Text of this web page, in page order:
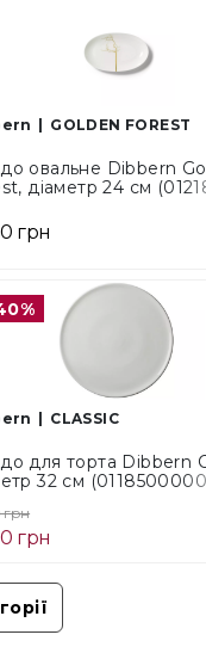
У
покупки
Ми
GOLDEN FOREST
овальне Dibbern
діаметр 24 см
грн
CLASSIC
для торта Dibbern
32 см
грн
грн